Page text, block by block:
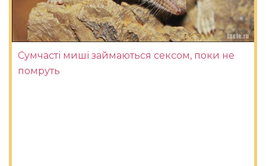
Сумчасті миші займаються сексом, поки не
помруть